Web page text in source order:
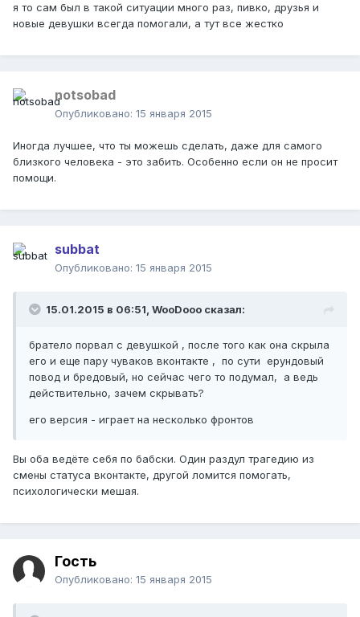
я то сам был в такой ситуации много раз, пивко, друзья и
новые девушки всегда помогали, а тут все жестко
notsobad
Опубликовано: 15 января 2015
Иногда лучшее, что ты можешь сделать, даже для самого
близкого человека - это забить. Особенно если он не просит
помощи.
subbat
Опубликовано: 15 января 2015
15.01.2015 в 06:51, WooDooo сказал:
братело порвал с девушкой , после того как она скрыла
его и еще пару чуваков вконтакте , по сути ерундовый
повод и бредовый, но сейчас чего то подумал, а ведь
действительно, зачем скрывать?
его версия - играет на несколько фронтов
Вы оба ведёте себя по бабски. Один раздул трагедию из
смены статуса вконтакте, другой ломится помогать,
психологически мешая.
Гость
Опубликовано: 15 января 2015